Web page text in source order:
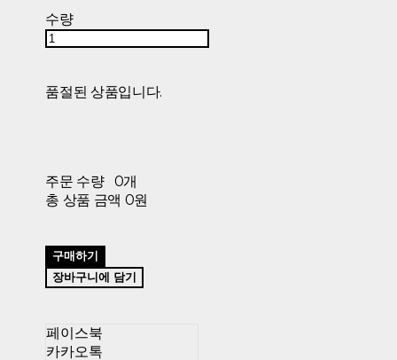
수량
품절된 상품입니다.
주문 수량
0개
총 상품 금액 0원
구매하기
장바구니에 담기
페이스북
카카오톡